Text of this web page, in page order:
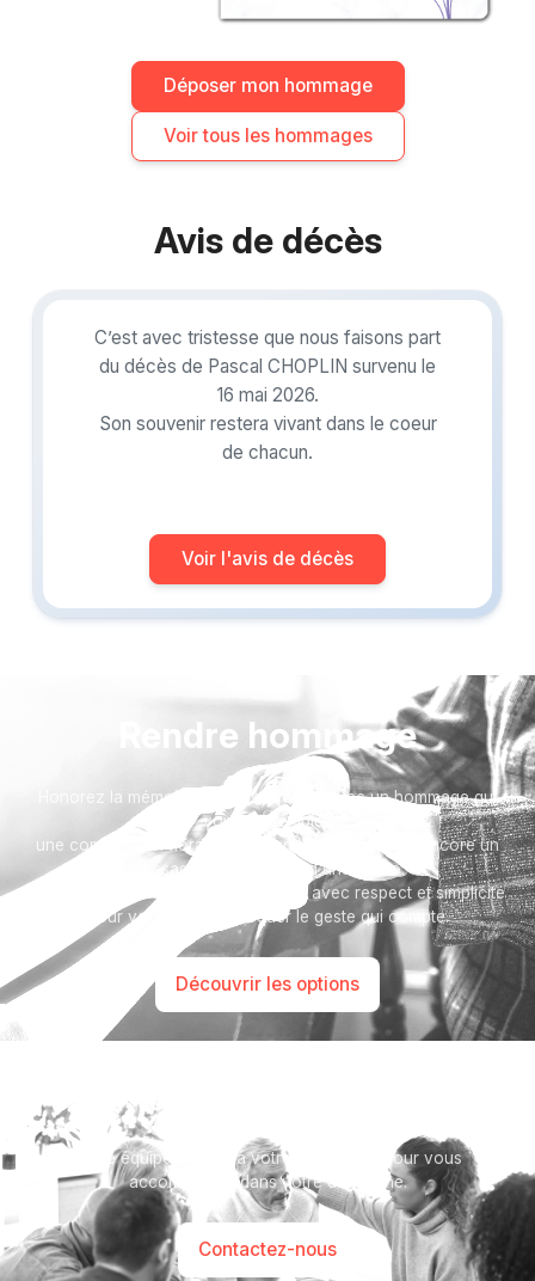
Déposer mon hommage
Voir tous les hommages
Avis de décès
C’est avec tristesse que nous faisons part
du décès de Pascal CHOPLIN survenu le
16 mai 2026.
Son souvenir restera vivant dans le coeur
de chacun.
Voir l'avis de décès
Rendre hommage
Honorez la mémoire de votre proche avec un hommage qui
vous ressemble :
une composition florale, une plaque, un arbre, ou encore un
message accompagné d'une photo.
Toutes nos options sont présentées avec respect et simplicité
pour vous aider à marquer le geste qui compte.
Découvrir les options
Notre équipe se tient à votre disposition pour vous
accompagner dans votre démarche.
Contactez-nous